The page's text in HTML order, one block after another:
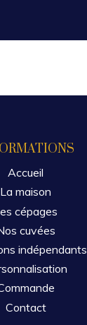
Accueil
La maison
cépages
cuvées
indépendants
Contact